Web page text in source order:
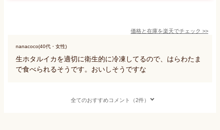
価格と在庫を楽天でチェック >>
nanacoco(40代・女性)
生ホタルイカを適切に衛生的に冷凍してるので、はらわたま
で食べられるそうです。おいしそうですな
全てのおすすめコメント（2件）